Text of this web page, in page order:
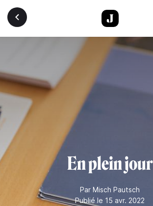
Aller au contenu principal
En plein jour
Par Misch Pautsch
Publié le 15 avr. 2022